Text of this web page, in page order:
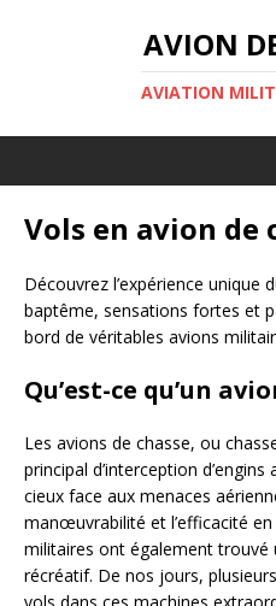
AVION
AVIATION
Vols en avion de
Découvrez l’expérience unique
baptême, sensations fortes et
bord de véritables avions
Qu’est-ce qu’un
Les avions de chasse, ou
principal d’interception
cieux face aux menaces
manœuvrabilité et l’efficacité
militaires ont également trouvé
récréatif. De nos jours,